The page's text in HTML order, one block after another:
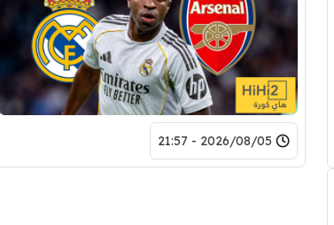
2026/08/05 - 21:57